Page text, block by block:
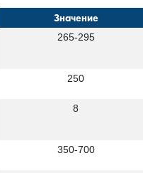
Значение
265-295
250
8
350-700